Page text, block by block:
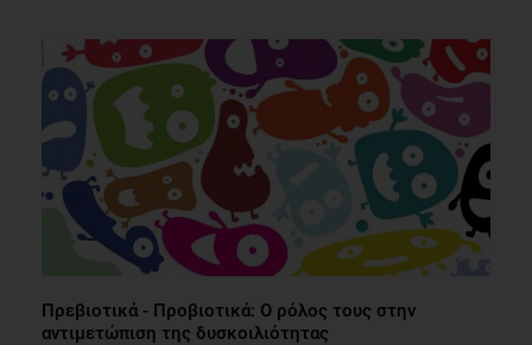
Πρεβιοτικά - Προβιοτικά: Ο ρόλος τους στην
αντιμετώπιση της δυσκοιλιότητας